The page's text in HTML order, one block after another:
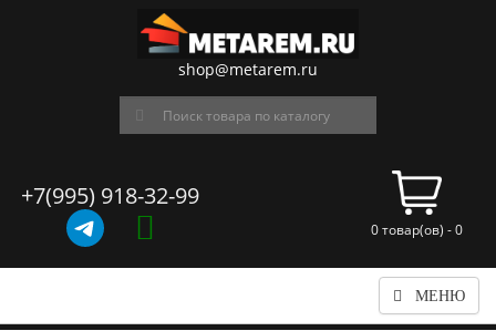
shop@metarem.ru
+7(995) 918-32-99
0 товар(ов) - 0
МЕНЮ